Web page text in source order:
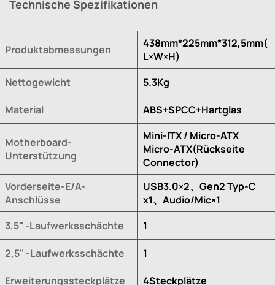
Technische Spezifikationen
Produktabmessungen
438mm*225mm*312,5mm(
L×W×H)
Nettogewicht
5.3Kg
Material ABS+SPCC+Hartglas
Motherboard-
Unterstützung
Mini-ITX / Micro-ATX
Micro-ATX(Rückseite
Connector)
Vorderseite-E/A-
Anschlüsse
USB3.0×2、Gen2 Typ-C
x1、Audio/Mic×1
3,5" -Laufwerksschächte
1
2,5" -Laufwerksschächte 1
Erweiterungssteckplätze 4Steckplätze